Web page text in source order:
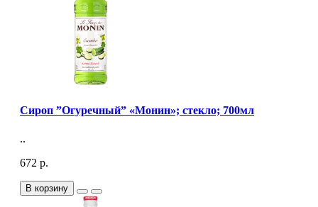
Сироп ”Огуречный” «Монин»; стекло; 700мл
..
672 р.
В корзину